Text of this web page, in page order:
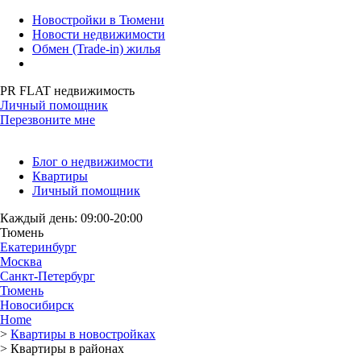
Новостройки в Тюмени
Новости недвижимости
Обмен (Trade-in) жилья
PR FLAT недвижимость
Личный помощник
Перезвоните мне
Блог о недвижимости
Квартиры
Личный помощник
Каждый день: 09:00-20:00
Тюмень
Екатеринбург
Москва
Санкт-Петербург
Тюмень
Новосибирск
Home
> Квартиры в новостройках
> Квартиры в районах